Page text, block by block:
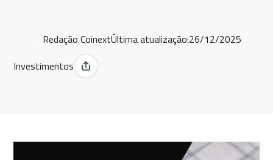
Redação CoinextÚltima atualização:26/12/2025
Investimentos